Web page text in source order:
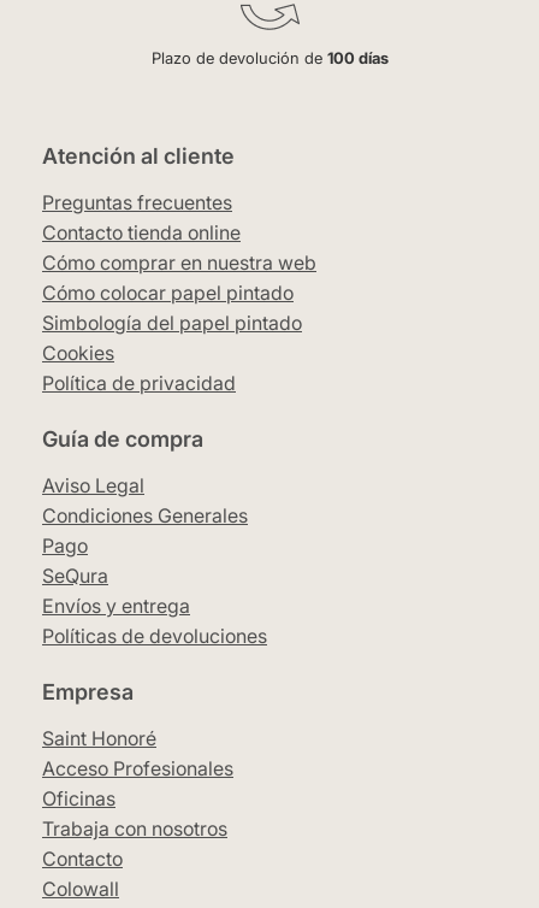
Plazo de devolución de 100 días
Atención al cliente
Preguntas frecuentes
Contacto tienda online
Cómo comprar en nuestra web
Cómo colocar papel pintado
Simbología del papel pintado
Cookies
Política de privacidad
Guía de compra
Aviso Legal
Condiciones Generales
Pago
SeQura
Envíos y entrega
Políticas de devoluciones
Empresa
Saint Honoré
Acceso Profesionales
Oficinas
Trabaja con nosotros
Contacto
Colowall